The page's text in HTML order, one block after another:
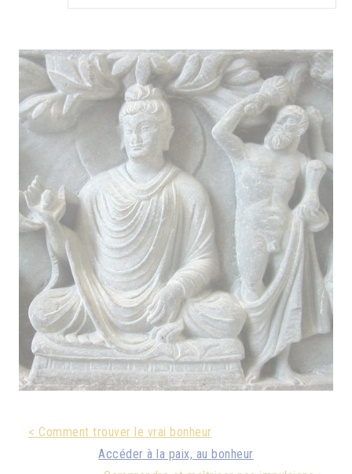
< Comment trouver le vrai bonheur
Accéder à la paix, au bonheur